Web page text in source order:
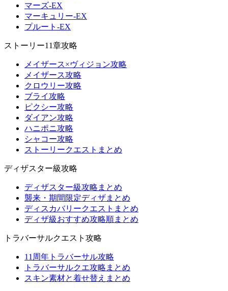
マーズ-EX
マーキュリー-EX
プルート-EX
ストーリー11章攻略
メイザース×ヴィジョン攻略
メイザース攻略
クロウリー攻略
ブライ攻略
ピクシー攻略
ダイアン攻略
ハニポニ攻略
シャコー攻略
ストーリークエストまとめ
ディザスター級攻略
ディザスター級攻略まとめ
襲来・期間限定ディザまとめ
ディスカバリークエストまとめ
ディザ級おすすめ攻略順まとめ
トラバーサルクエスト攻略
11周年トラバーサル攻略
トラバーサルクエ攻略まとめ
スキン素材と着せ替えまとめ